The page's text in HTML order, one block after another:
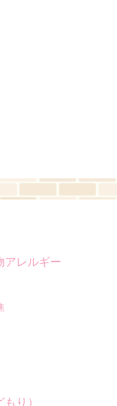
アレルギー
り）